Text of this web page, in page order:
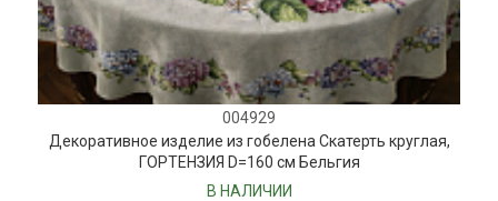
004929
Декоративное изделие из гобелена Скатерть круглая,
ГОРТЕНЗИЯ D=160 см Бельгия
В НАЛИЧИИ